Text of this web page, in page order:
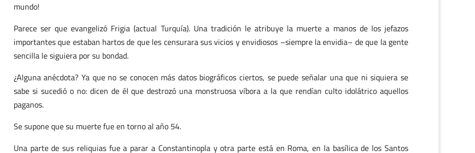
mundo!
Parece ser que evangelizó Frigia (actual Turquía). Una tradición le atribuye la muerte a manos de los jefazos
importantes que estaban hartos de que les censurara sus vicios y envidiosos –siempre la envidia– de que la gente
sencilla le siguiera por su bondad.
¿Alguna anécdota? Ya que no se conocen más datos biográficos ciertos, se puede señalar una que ni siquiera se
sabe si sucedió o no: dicen de él que destrozó una monstruosa víbora a la que rendían culto idolátrico aquellos
paganos.
Se supone que su muerte fue en torno al año 54.
Una parte de sus reliquias fue a parar a Constantinopla y otra parte está en Roma, en la basílica de los Santos